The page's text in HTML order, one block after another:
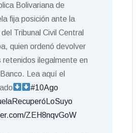
Bolivariana de
fija posición ante la
Tribunal Civil Central
quien ordenó devolver
retenidos ilegalmente en
Lea aquí el
#10Ago
ZEH8nqvGoW